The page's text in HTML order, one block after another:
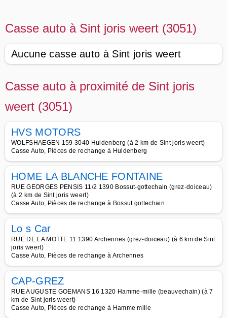
Casse auto à Sint joris weert (3051)
Aucune casse auto à Sint joris weert
Casse auto à proximité de Sint joris
weert (3051)
HVS MOTORS
WOLFSHAEGEN 159 3040 Huldenberg (à 2 km de Sint joris weert)
Casse Auto, Pièces de rechange à Huldenberg
HOME LA BLANCHE FONTAINE
RUE GEORGES PENSIS 11/2 1390 Bossut-gottechain (grez-doiceau)
(à 2 km de Sint joris weert)
Casse Auto, Pièces de rechange à Bossut gottechain
Lo s Car
RUE DE LA MOTTE 11 1390 Archennes (grez-doiceau) (à 6 km de Sint
joris weert)
Casse Auto, Pièces de rechange à Archennes
CAP-GREZ
RUE AUGUSTE GOEMANS 16 1320 Hamme-mille (beauvechain) (à 7
km de Sint joris weert)
Casse Auto, Pièces de rechange à Hamme mille